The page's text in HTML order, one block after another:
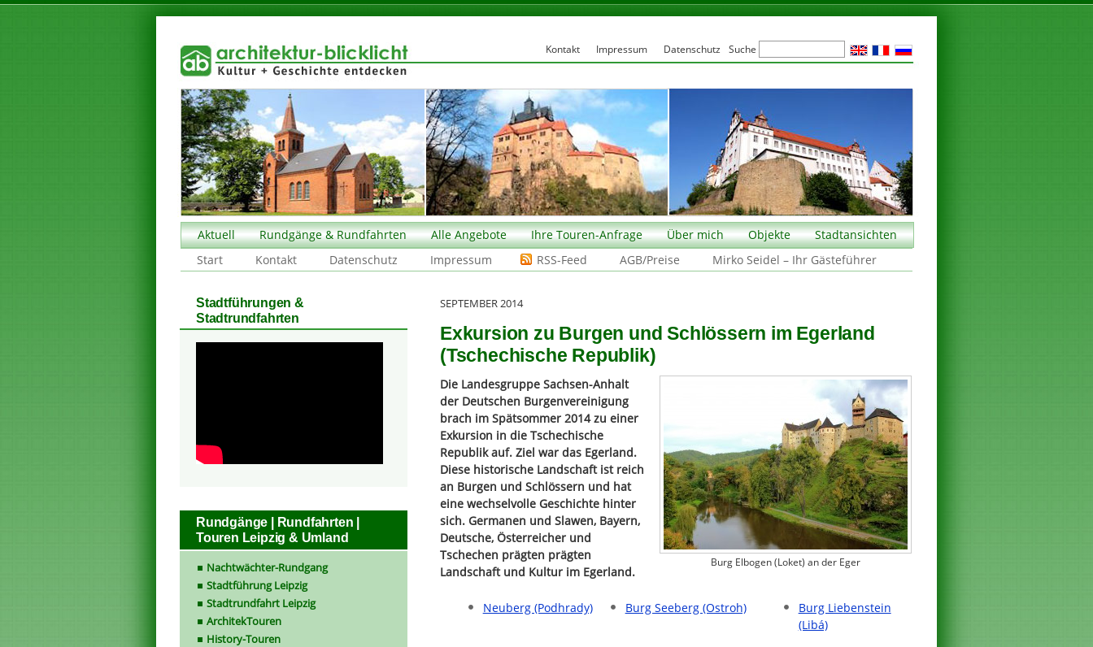
Aktuell Rundgänge & Rundfahrten Alle Angebote Ihre Touren-Anfrage Über mich Objekte
Stadtansichten
Start
Kontakt Datenschutz Impressum RSS-Feed AGB/Preise Mirko Seidel – Ihr Gästeführer
SEPTEMBER 2014
Exkursion zu Burgen und Schlössern im Egerland
(Tschechische Republik)
Burg Elbogen (Loket) an der Eger
Die Landesgruppe Sachsen-Anhalt
der Deutschen Burgenvereinigung
brach im Spätsommer 2014 zu einer
Exkursion in die Tschechische
Republik auf. Ziel war das Egerland.
Diese historische Landschaft ist reich
an Burgen und Schlössern und hat
eine wechselvolle Geschichte hinter
sich. Germanen und Slawen, Bayern,
Deutsche, Österreicher und
Tschechen prägten prägten
Landschaft und Kultur im Egerland.
Neuberg (Podhrady) Burg Seeberg (Ostroh)
Burg Liebenstein
(Libá)
Stadtführungen &
Stadtrundfahrten
Rundgänge | Rundfahrten |
Touren Leipzig & Umland
Nachtwächter-Rundgang
Stadtführung Leipzig
Stadtrundfahrt Leipzig
ArchitekTouren
History-Touren
Kontakt Impressum Datenschutz Suche